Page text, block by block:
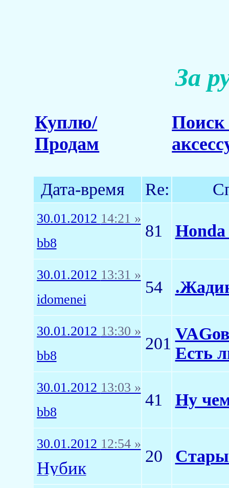
За
Куплю/
Продам
Поиск
Дата-время Re:
30.01.2012 14:21 »
bb8
81
30.01.2012 13:31 »
idomenei
54
30.01.2012 13:30 »
bb8
201
Есть
30.01.2012 13:03 »
bb8
41 Ну
30.01.2012 12:54 »
Нyбик
20